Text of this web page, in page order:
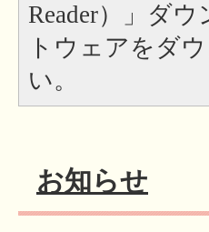
Reader）」ダ
トウェアをダ
い。
お知らせ